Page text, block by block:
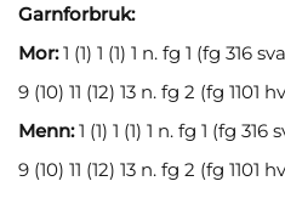
Garnforbruk:
Mor:1 (1) 1 (1) 1 n. fg 1 (fg 316
9 (10) 11 (12) 13 n. fg 2 (fg 1101
Menn:1 (1) 1 (1) 1 n. fg 1 (fg 316
9 (10) 11 (12) 13 n. fg 2 (fg 1101